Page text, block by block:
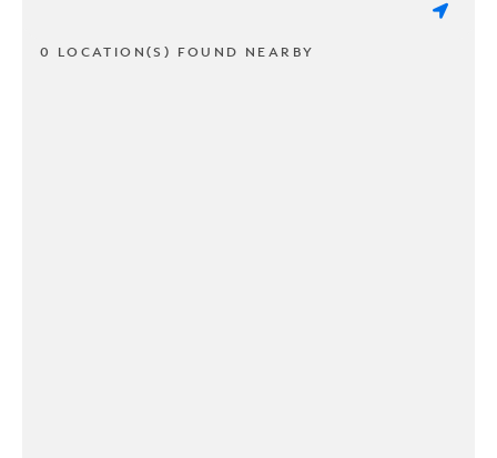
0 LOCATION(S) FOUND NEARBY